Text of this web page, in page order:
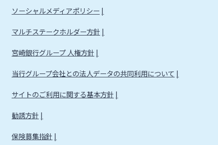
ソーシャルメディアポリシー
マルチステークホルダー方針
宮崎銀行グループ 人権方針
当行グループ会社との法人データの共同利用について
サイトのご利用に関する基本方針
勧誘方針
保険募集指針